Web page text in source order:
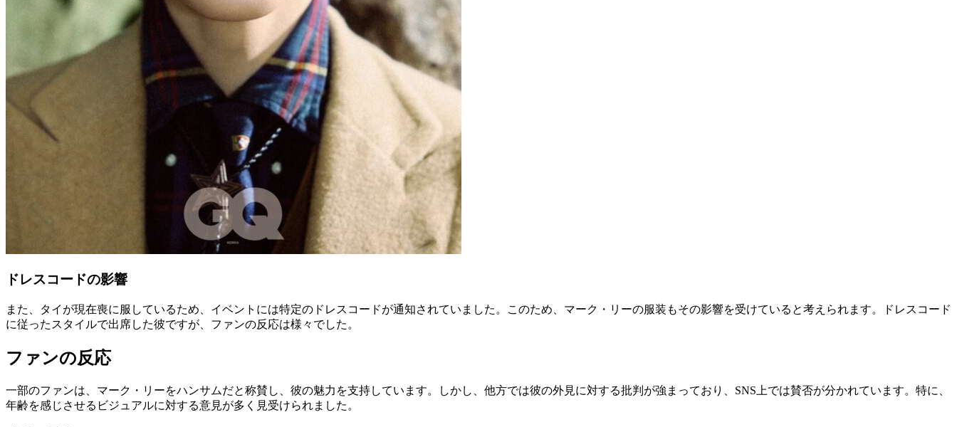
ドレスコードの影響
また、タイが現在喪に服しているため、イベントには特定のドレスコードが通知されていました。このため、マーク・リーの服装もその影響を受けていると考えられます。ドレスコード
に従ったスタイルで出席した彼ですが、ファンの反応は様々でした。
ファンの反応
一部のファンは、マーク・リーをハンサムだと称賛し、彼の魅力を支持しています。しかし、他方では彼の外見に対する批判が強まっており、SNS上では賛否が分かれています。特に、
年齢を感じさせるビジュアルに対する意見が多く見受けられました。